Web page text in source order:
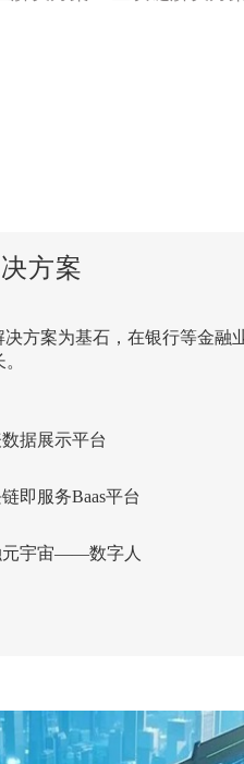
方案
决方案为基石，在银行等金融
据展示平台
即服务Baas平台
元宇宙——数字人